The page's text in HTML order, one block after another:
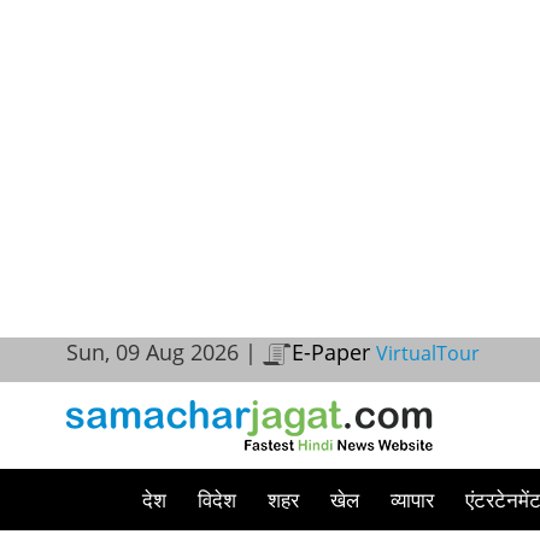
Sun, 09 Aug 2026 | E-Paper VirtualTour
देश विदेश शहर खेल व्यापार एंटरटेनमेंट